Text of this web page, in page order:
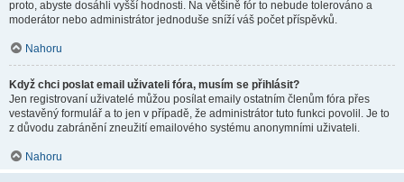
proto, abyste dosáhli vyšší hodnosti. Na většině fór to nebude tolerováno a
moderátor nebo administrátor jednoduše sníží váš počet příspěvků.
Nahoru
Když chci poslat email uživateli fóra, musím se přihlásit?
Jen registrovaní uživatelé můžou posílat emaily ostatním členům fóra přes
vestavěný formulář a to jen v případě, že administrátor tuto funkci povolil. Je to
z důvodu zabránění zneužití emailového systému anonymními uživateli.
Nahoru